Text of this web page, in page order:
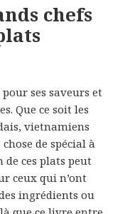
chefs
ses saveurs et
Que ce soit les
vietnamiens
de spécial à
ces plats peut
ceux qui n’ont
ingrédients ou